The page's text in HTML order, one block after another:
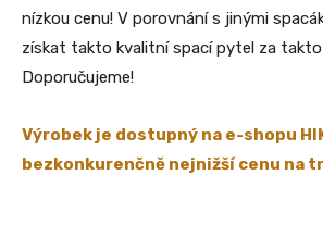
nízkou cenu! V porovnání s jinými
získat takto kvalitní spací pytel za takto
Doporučujeme!
Výrobek je dostupný na e-shopu
bezkonkurenčně nejnižší cenu na